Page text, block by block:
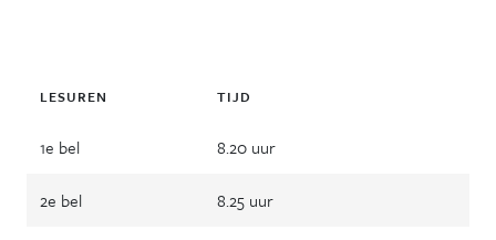
LESUREN TIJD
1e bel 8.20 uur
2e bel 8.25 uur